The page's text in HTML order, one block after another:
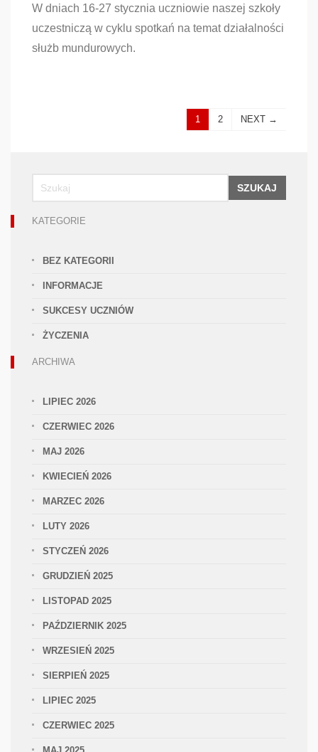
W dniach 16-27 stycznia uczniowie naszej szkoły
uczestniczą w cyklu spotkań na temat działalności
służb mundurowych.
1 2 NEXT →
SZUKAJ
KATEGORIE
BEZ KATEGORII
INFORMACJE
SUKCESY UCZNIÓW
ŻYCZENIA
ARCHIWA
LIPIEC 2026
CZERWIEC 2026
MAJ 2026
KWIECIEŃ 2026
MARZEC 2026
LUTY 2026
STYCZEŃ 2026
GRUDZIEŃ 2025
LISTOPAD 2025
PAŹDZIERNIK 2025
WRZESIEŃ 2025
SIERPIEŃ 2025
LIPIEC 2025
CZERWIEC 2025